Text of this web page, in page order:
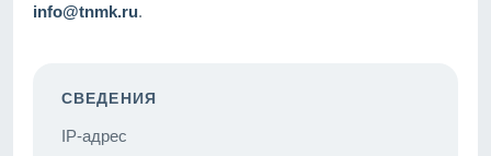
info@tnmk.ru.
СВЕДЕНИЯ
IP-адрес